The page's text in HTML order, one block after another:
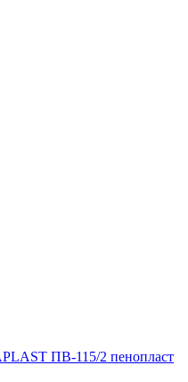
ПВ-115/2 пенопласт